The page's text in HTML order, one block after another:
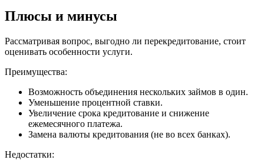
Плюсы и минусы
Рассматривая вопрос, выгодно ли перекредитование, стоит
оценивать особенности услуги.
Преимущества:
Возможность объединения нескольких займов в один.
Уменьшение процентной ставки.
Увеличение срока кредитование и снижение
ежемесячного платежа.
Замена валюты кредитования (не во всех банках).
Недостатки: